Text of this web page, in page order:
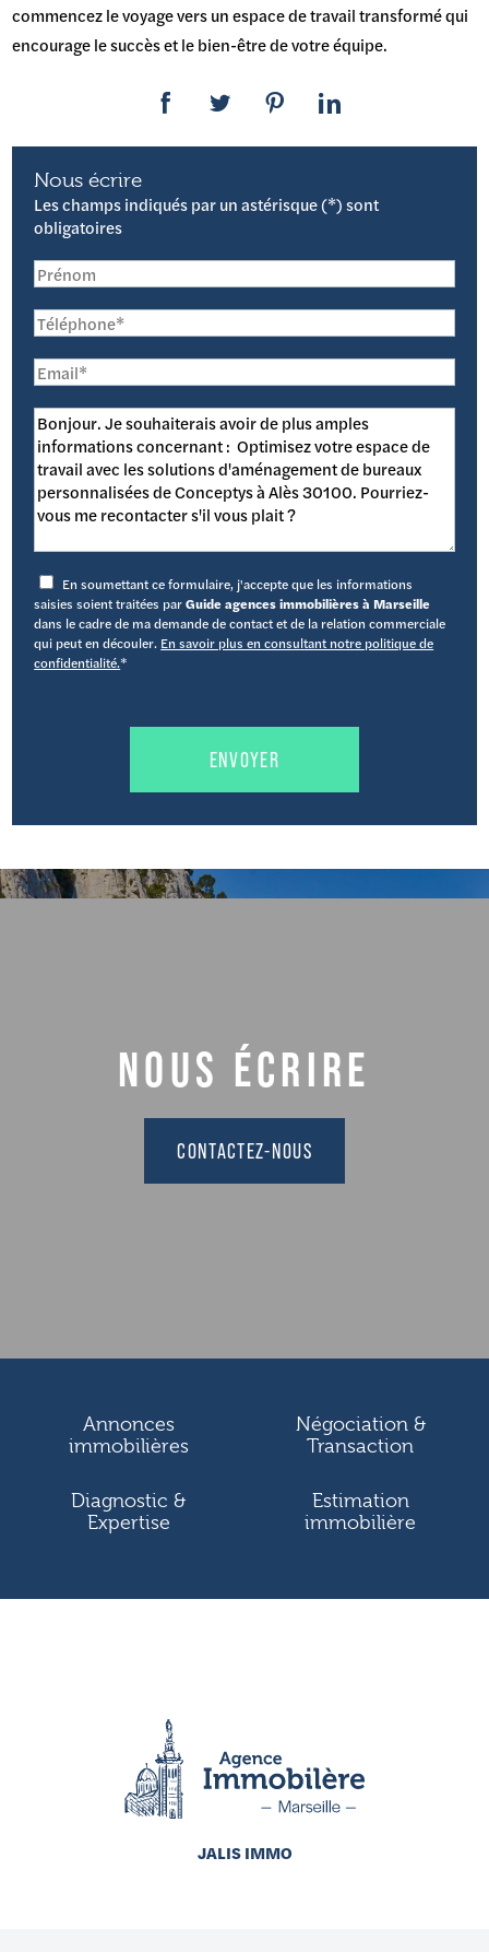
commencez le voyage vers un espace de travail transformé qui
encourage le succès et le bien-être de votre équipe.
Nous écrire
Les champs indiqués par un astérisque (*) sont
obligatoires
En soumettant ce formulaire, j'accepte que les informations
saisies soient traitées parGuide agences immobilières à Marseille
dans le cadre de ma demande de contact et de la relation commerciale
qui peut en découler. En savoir plus en consultant notre politique de
confidentialité.*
NOUS ÉCRIRE
CONTACTEZ-NOUS
Annonces
immobilières
Négociation &
Transaction
Diagnostic &
Expertise
Estimation
immobilière
JALIS IMMO